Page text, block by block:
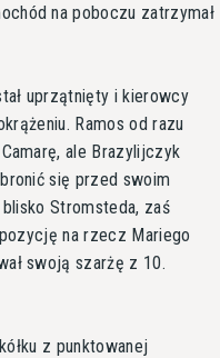
na poboczu zatrzymał
uprzątnięty i kierowcy
Ramos od razu
ale Brazylijczyk
się przed swoim
Stromsteda, zaś
na rzecz Mariego
swoją szarżę z 10.
z punktowanej